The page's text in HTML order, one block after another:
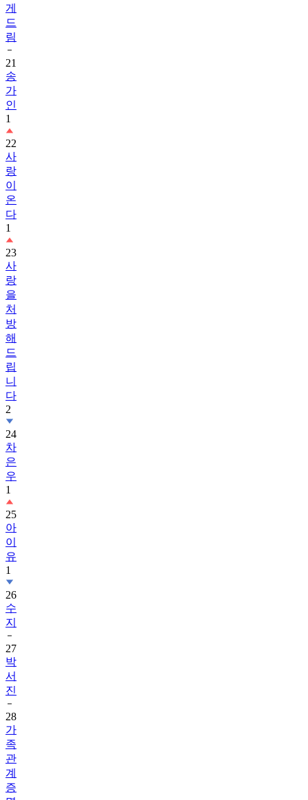
게
드
림
21
송
가
인
1
22
사
랑
이
온
다
1
23
사
랑
을
처
방
해
드
립
니
다
2
24
차
은
우
1
25
아
이
유
1
26
수
지
27
박
서
진
28
가
족
관
계
증